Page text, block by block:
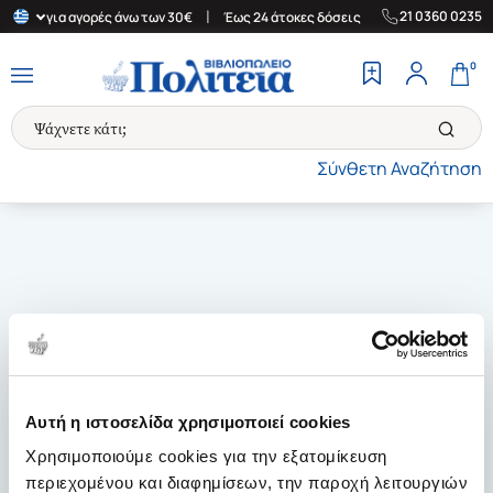
Αυτή η ιστοσελίδα χρησιμοποιεί cookies
Χρησιμοποιούμε cookies για την εξατομίκευση
περιεχομένου και διαφημίσεων, την παροχή λειτουργιών
για αγορές άνω των 30€ Έως 24 άτοκες δόσεις | Δωρεάν
21 0360 0235
Σύνθετη Αναζήτηση
0